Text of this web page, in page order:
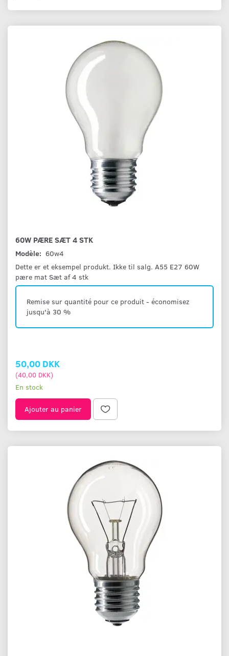
60W PÆRE SÆT 4 STK
Modèle: 60w4
Dette er et eksempel produkt. Ikke til salg. A55 E27 60W
pære mat Sæt af 4 stk
Remise sur quantité pour ce produit - économisez
jusqu'à 30 %
50,00 DKK
(40,00 DKK)
En stock
Ajouter au panier